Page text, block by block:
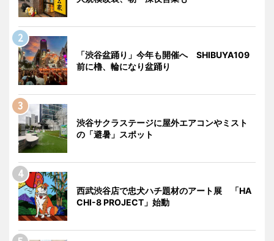
「渋谷盆踊り」今年も開催へ SHIBUYA109
前に櫓、輪になり盆踊り
渋谷サクラステージに屋外エアコンやミスト
の「避暑」スポット
西武渋谷店で忠犬ハチ題材のアート展 「HA
CHI-8 PROJECT」始動